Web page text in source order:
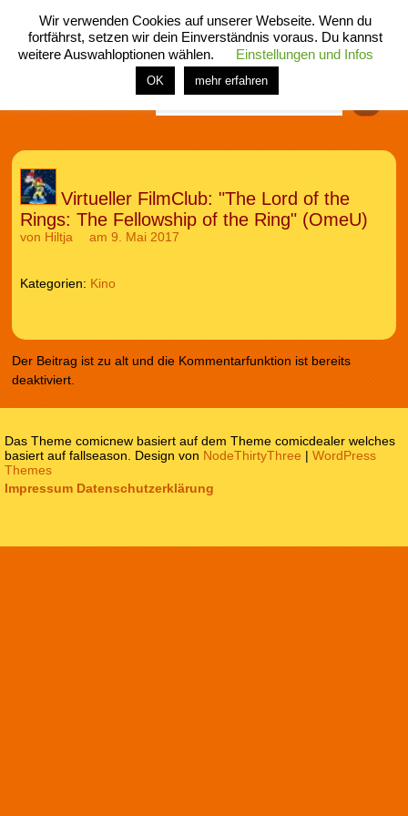
menü
home rubrik buch comic spiel fotos shop
Virtueller FilmClub: "The Lord of the
Rings: The Fellowship of the Ring" (OmeU)
von Hiltja am 9. Mai 2017
Kategorien: Kino
Der Beitrag ist zu alt und die Kommentarfunktion ist bereits
deaktiviert.
Impressum Datenschutzerklärung
Das Theme comicnew basiert auf dem Theme comicdealer welches
basiert auf fallseason. Design von NodeThirtyThree |WordPress
Themes
Wir verwenden Cookies auf unserer Webseite. Wenn du
fortfährst, setzen wir dein Einverständnis voraus. Du kannst
weitere Auswahloptionen wählen.
Einstellungen und Infos
OK mehr erfahren